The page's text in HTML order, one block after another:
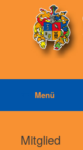
Menü
Mitglied